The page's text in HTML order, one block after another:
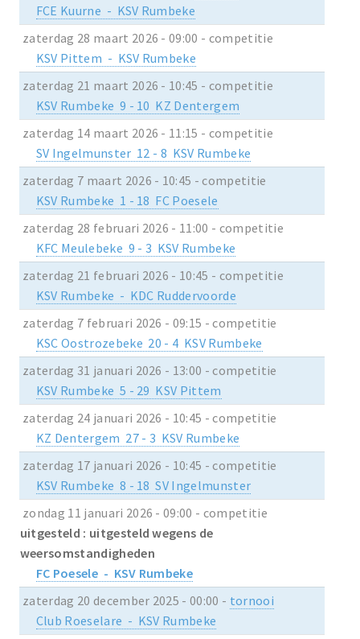
FCE Kuurne - KSV Rumbeke
zaterdag 28 maart 2026 - 09:00 - competitie
KSV Pittem - KSV Rumbeke
zaterdag 21 maart 2026 - 10:45 - competitie
KSV Rumbeke 9 - 10 KZ Dentergem
zaterdag 14 maart 2026 - 11:15 - competitie
SV Ingelmunster 12 - 8 KSV Rumbeke
zaterdag 7 maart 2026 - 10:45 - competitie
KSV Rumbeke 1 - 18 FC Poesele
zaterdag 28 februari 2026 - 11:00 - competitie
KFC Meulebeke 9 - 3 KSV Rumbeke
zaterdag 21 februari 2026 - 10:45 - competitie
KSV Rumbeke - KDC Ruddervoorde
zaterdag 7 februari 2026 - 09:15 - competitie
KSC Oostrozebeke 20 - 4 KSV Rumbeke
zaterdag 31 januari 2026 - 13:00 - competitie
KSV Rumbeke 5 - 29 KSV Pittem
zaterdag 24 januari 2026 - 10:45 - competitie
KZ Dentergem 27 - 3 KSV Rumbeke
zaterdag 17 januari 2026 - 10:45 - competitie
KSV Rumbeke 8 - 18 SV Ingelmunster
zondag 11 januari 2026 - 09:00 - competitie
uitgesteld : uitgesteld wegens de
weersomstandigheden
FC Poesele - KSV Rumbeke
zaterdag 20 december 2025 - 00:00 - tornooi
Club Roeselare - KSV Rumbeke